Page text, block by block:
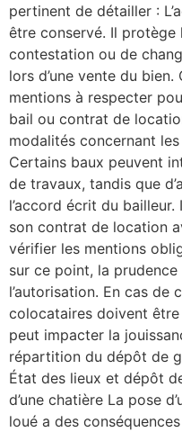
pertinent de détailler :
être conservé. Il protège
contestation ou de
lors d’une vente du
mentions à respecter
bail ou contrat de
modalités concernant
Certains baux peuvent
de travaux, tandis que
l’accord écrit du
son contrat de location
vérifier les mentions
sur ce point, la
l’autorisation. En cas de
colocataires doivent
peut impacter la
répartition du dépôt de
État des lieux et dépôt
d’une chatière La pose
loué a des